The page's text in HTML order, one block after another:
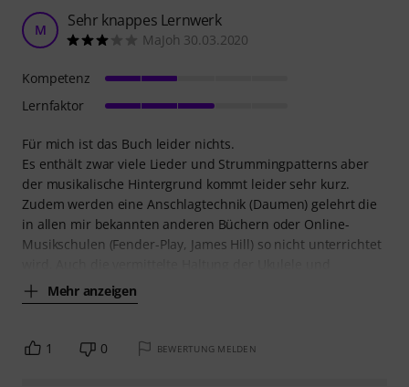
M Sehr knappes Lernwerk
MaJoh 30.03.2020
Für mich ist das Buch leider nichts.
Es enthält zwar viele Lieder und Strummingpatterns aber
der musikalische Hintergrund kommt leider sehr kurz.
Zudem werden eine Anschlagtechnik (Daumen) gelehrt die
in allen mir bekannten anderen Büchern oder Online-
Musikschulen (Fender-Play, James Hill) so nicht unterrichtet
Mehr anzeigen
Kompetenz
Lernfaktor
1 0 BEWERTUNG MELDEN